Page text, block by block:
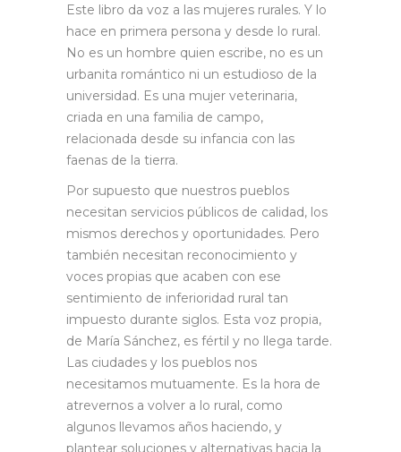
Este libro da voz a las mujeres rurales. Y lo
hace en primera persona y desde lo rural.
No es un hombre quien escribe, no es un
urbanita romántico ni un estudioso de la
universidad. Es una mujer veterinaria,
criada en una familia de campo,
relacionada desde su infancia con las
faenas de la tierra.
Por supuesto que nuestros pueblos
necesitan servicios públicos de calidad, los
mismos derechos y oportunidades. Pero
también necesitan reconocimiento y
voces propias que acaben con ese
sentimiento de inferioridad rural tan
impuesto durante siglos. Esta voz propia,
de María Sánchez, es fértil y no llega tarde.
Las ciudades y los pueblos nos
necesitamos mutuamente. Es la hora de
atrevernos a volver a lo rural, como
algunos llevamos años haciendo, y
plantear soluciones y alternativas hacia la